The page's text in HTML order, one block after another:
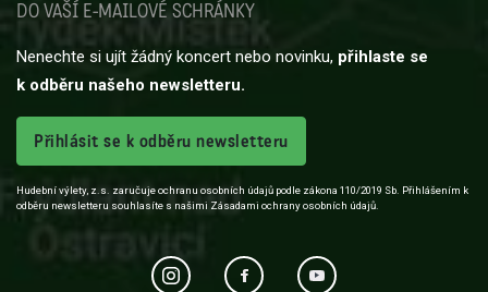
DO VAŠÍ E-MAILOVÉ SCHRÁNKY
Nenechte si ujít žádný koncert nebo novinku, přihlaste se
k odběru našeho newsletteru.
Přihlásit se k odběru newsletteru
Hudební výlety, z.s. zaručuje ochranu osobních údajů podle zákona 110/2019 Sb. Přihlášením k
odběru newsletteru souhlasíte s našimi Zásadami ochrany osobních údajů.